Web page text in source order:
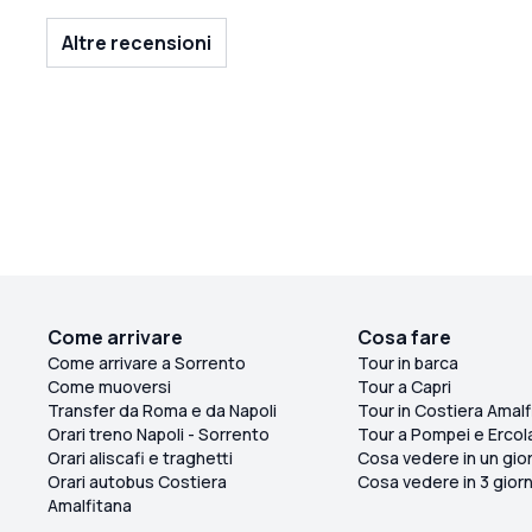
a Positano poiché era davvero affollato e siamo
contenti di non averlo fatto, ci ha portato in un
Altre recensioni
Come arrivare
Come arrivare a Sorrento
Come muoversi
Transfer da Roma e da Napoli
Orari treno Napoli - Sorrento
Orari aliscafi e traghetti
Orari autobus Costiera
Amalfitana
Cosa fare
Tour in barca
Tour a Capri
Tour in Costiera
Tour a Pompei e
Cosa vedere in un
Cosa vedere in 3